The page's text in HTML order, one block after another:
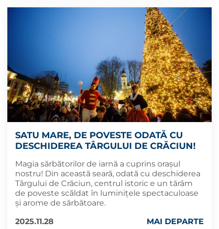
SATU MARE, DE POVESTE ODATĂ CU
DESCHIDEREA TÂRGULUI DE CRĂCIUN!
Magia sărbătorilor de iarnă a cuprins orașul
nostru! Din această seară, odată cu deschiderea
Târgului de Crăciun, centrul istoric e un tărâm
de poveste scăldat în luminițele spectaculoase
și arome de sărbătoare.
2025.11.28
MAI DEPARTE